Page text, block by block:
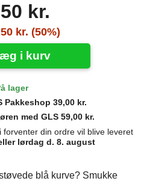
kr.
kr. (50%)
i kurv
lager
Pakkeshop 39,00 kr.
med GLS 59,00 kr.
din ordre vil blive leveret
lørdag d. 8. august
blå kurve? Smukke